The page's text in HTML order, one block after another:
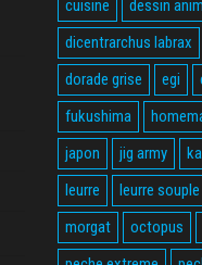
cuisine
dessin
dicentrarchus labrax
dorade grise
egi
fukushima
japon
jig army
leurre
leurre souple
morgat
octopus